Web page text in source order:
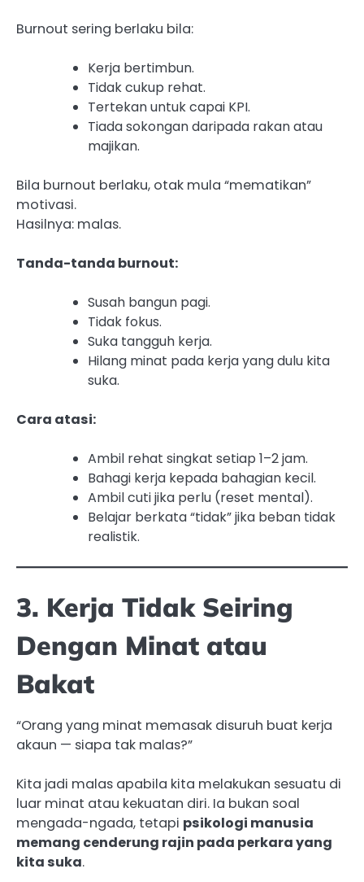
Burnout sering berlaku bila:
Kerja bertimbun.
Tidak cukup rehat.
Tertekan untuk capai KPI.
Tiada sokongan daripada rakan atau
majikan.
Bila burnout berlaku, otak mula “mematikan”
motivasi.
Hasilnya: malas.
Tanda-tanda burnout:
Susah bangun pagi.
Tidak fokus.
Suka tangguh kerja.
Hilang minat pada kerja yang dulu kita
suka.
Cara atasi:
Ambil rehat singkat setiap 1–2 jam.
Bahagi kerja kepada bahagian kecil.
Ambil cuti jika perlu (reset mental).
Belajar berkata “tidak” jika beban tidak
realistik.
3. Kerja Tidak Seiring
Dengan Minat atau
Bakat
“Orang yang minat memasak disuruh buat kerja
akaun — siapa tak malas?”
Kita jadi malas apabila kita melakukan sesuatu di
luar minat atau kekuatan diri. Ia bukan soal
mengada-ngada, tetapi psikologi manusia
memang cenderung rajin pada perkara yang
kita suka.